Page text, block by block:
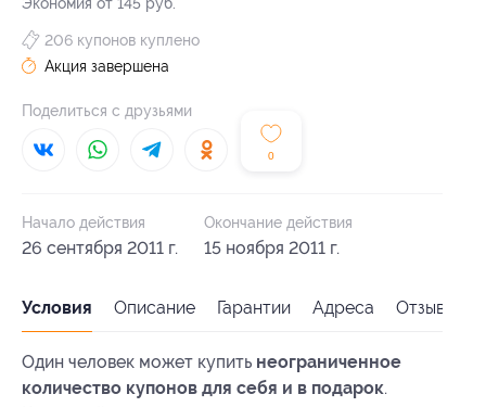
0
206 купонов куплено
Акция завершена
Поделиться с друзьями
Начало действия
26 сентября 2011 г.
Окончание действия
15 ноября 2011 г.
Условия Описание Гарантии Адреса Отзывы
Один человек может купить неограниченное
количество купонов для себя и в подарок.